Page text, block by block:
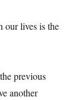
our lives is the
previous
another